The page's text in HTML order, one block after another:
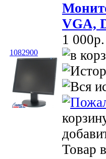
1082900
VGA,
1 000p.
Товар